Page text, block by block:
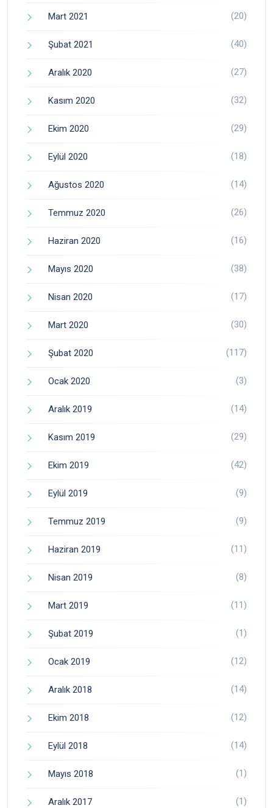
Mart 2021 (20)
Şubat 2021 (40)
Aralık 2020 (27)
Kasım 2020 (32)
Ekim 2020 (29)
Eylül 2020 (18)
Ağustos 2020 (14)
Temmuz 2020 (26)
Haziran 2020 (16)
Mayıs 2020 (38)
Nisan 2020 (17)
Mart 2020 (30)
Şubat 2020 (117)
Ocak 2020 (3)
Aralık 2019 (14)
Kasım 2019 (29)
Ekim 2019 (42)
Eylül 2019 (9)
Temmuz 2019 (9)
Haziran 2019 (11)
Nisan 2019 (8)
Mart 2019 (11)
Şubat 2019 (1)
Ocak 2019 (12)
Aralık 2018 (14)
Ekim 2018 (12)
Eylül 2018 (14)
Mayıs 2018 (1)
Aralık 2017 (1)